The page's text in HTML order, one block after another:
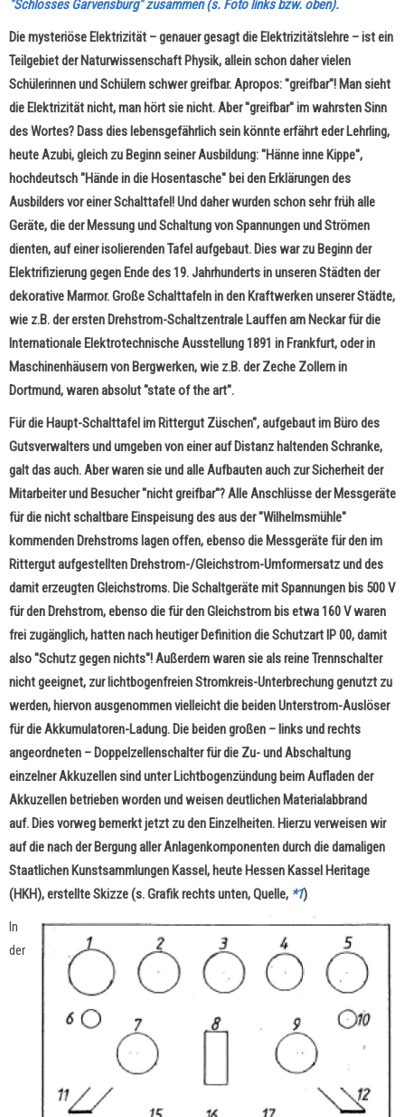
"Schlosses Garvensburg" zusammen (s. Foto links bzw. oben).
Die mysteriöse Elektrizität – genauer gesagt die Elektrizitätslehre – ist ein
Teilgebiet der Naturwissenschaft Physik, allein schon daher vielen
Schülerinnen und Schülern schwer greifbar. Apropos: "greifbar"! Man sieht
die Elektrizität nicht, man hört sie nicht. Aber "greifbar" im wahrsten Sinn
des Wortes? Dass dies lebensgefährlich sein könnte erfährt eder Lehrling,
heute Azubi, gleich zu Beginn seiner Ausbildung: "Hänne inne Kippe",
hochdeutsch "Hände in die Hosentasche" bei den Erklärungen des
Ausbilders vor einer Schalttafel! Und daher wurden schon sehr früh alle
Geräte, die der Messung und Schaltung von Spannungen und Strömen
dienten, auf einer isolierenden Tafel aufgebaut. Dies war zu Beginn der
Elektrifizierung gegen Ende des 19. Jahrhunderts in unseren Städten der
dekorative Marmor. Große Schalttafeln in den Kraftwerken unserer Städte,
wie z.B. der ersten Drehstrom-Schaltzentrale Lauffen am Neckar für die
Internationale Elektrotechnische Ausstellung 1891 in Frankfurt, oder in
Maschinenhäusern von Bergwerken, wie z.B. der Zeche Zollern in
Dortmund, waren absolut "state of the art".
Für die Haupt-Schalttafel im Rittergut Züschen", aufgebaut im Büro des
Gutsverwalters und umgeben von einer auf Distanz haltenden Schranke,
galt das auch. Aber waren sie und alle Aufbauten auch zur Sicherheit der
Mitarbeiter und Besucher "nicht greifbar"? Alle Anschlüsse der Messgeräte
für die nicht schaltbare Einspeisung des aus der "Wilhelmsmühle"
kommenden Drehstroms lagen offen, ebenso die Messgeräte für den im
Rittergut aufgestellten Drehstrom-/Gleichstrom-Umformersatz und des
damit erzeugten Gleichstroms. DieSchaltgeräte mit Spannungen bis 500 V
für den Drehstrom, ebenso die für den Gleichstrom bis etwa 160 V waren
frei zugänglich, hatten nach heutiger Definition die Schutzart IP 00, damit
also "Schutz gegen nichts"! Außerdem waren sie als reine Trennschalter
nicht geeignet, zur lichtbogenfreien Stromkreis-Unterbrechung genutzt zu
werden, hiervon ausgenommen vielleicht die beiden Unterstrom-Auslöser
für die Akkumulatoren-Ladung. Die beiden großen – links und rechts
angeordneten – Doppelzellenschalter für die Zu- und Abschaltung
einzelner Akkuzellen sind unter Lichtbogenzündung beim Aufladen der
Akkuzellen betrieben worden und weisen deutlichen Materialabbrand
auf. Dies vorweg bemerkt jetzt zu den Einzelheiten. Hierzu verweisen wir
auf die nach der Bergung aller Anlagenkomponenten durch die damaligen
Staatlichen Kunstsammlungen Kassel, heute Hessen Kassel Heritage
(HKH), erstellte Skizze (s. Grafik rechts unten, Quelle, *1)
In
der